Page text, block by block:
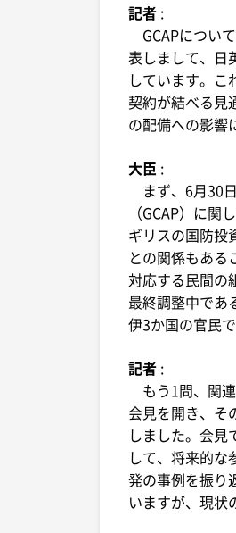
記者 :
GCAPについ
表しまして、日
しています。こ
契約が結べる見
の配備への影響
大臣 :
まず、6月30
（GCAP）に
ギリスの国防投
との関係もある
対応する民間の
最終調整中であ
伊3か国の官民
記者 :
もう1問、関
会見を開き、そ
しました。会見
して、将来的な
発の事例を振り
いますが、現状